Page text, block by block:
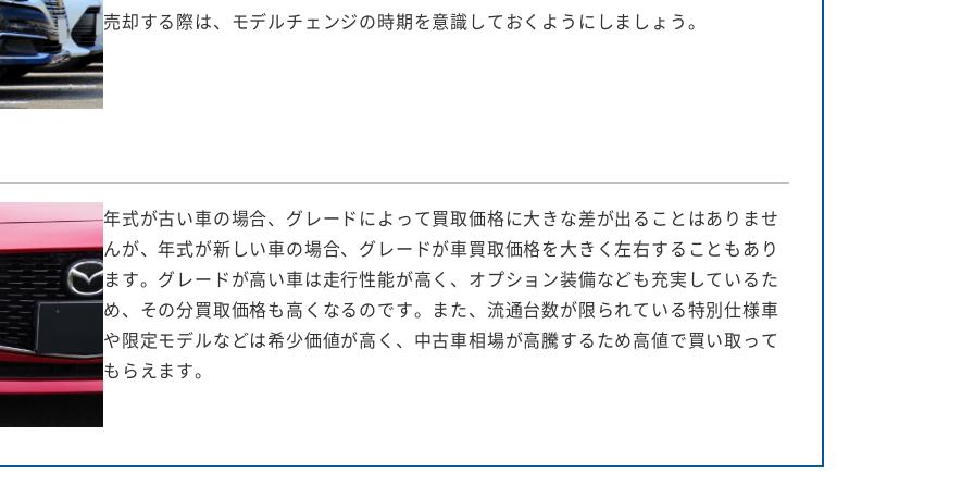
売却する際は、モデルチェンジの時期を意識しておくようにしましょう。
年式が古い車の場合、グレードによって買取価格に大きな差が出ることはありませ
んが、年式が新しい車の場合、グレードが車買取価格を大きく左右することもあり
ます。グレードが高い車は走行性能が高く、オプション装備なども充実しているた
め、その分買取価格も高くなるのです。また、流通台数が限られている特別仕様車
や限定モデルなどは希少価値が高く、中古車相場が高騰するため高値で買い取って
もらえます。